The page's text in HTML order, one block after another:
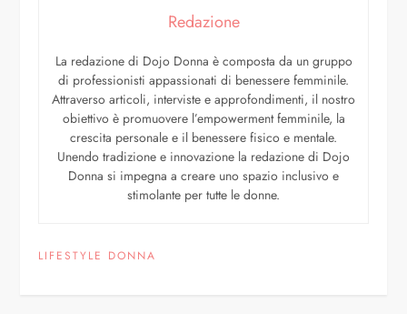
Redazione
La redazione di Dojo Donna è composta da un gruppo
di professionisti appassionati di benessere femminile.
Attraverso articoli, interviste e approfondimenti, il nostro
obiettivo è promuovere l’empowerment femminile, la
crescita personale e il benessere fisico e mentale.
Unendo tradizione e innovazione la redazione di Dojo
Donna si impegna a creare uno spazio inclusivo e
stimolante per tutte le donne.
LIFESTYLE DONNA